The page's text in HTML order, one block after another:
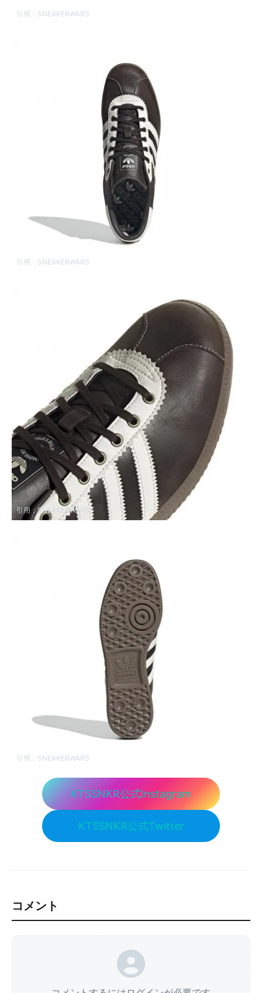
引用： SNEAKERWARS
引用： SNEAKERWARS
引用：SNEAKERWARS
引用： SNEAKERWARS
KTSSNKR公式Instagram
KTSSNKR公式Twitter
コメント